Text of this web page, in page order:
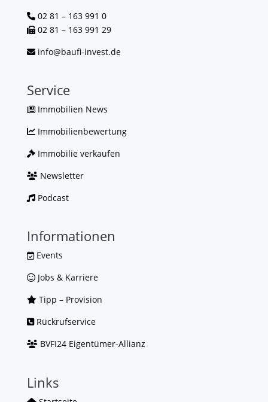
02 81 – 163 991 0
02 81 – 163 991 29
info@baufi-invest.de
Service
Immobilien News
Immobilienbewertung
Immobilie verkaufen
Newsletter
Podcast
Informationen
Events
Jobs & Karriere
Tipp – Provision
Rückrufservice
BVFI24 Eigentümer-Allianz
Links